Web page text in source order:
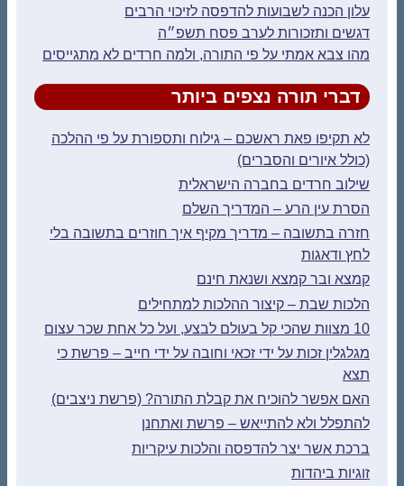
עלון הכנה לשבועות להדפסה לזיכוי הרבים
דגשים ותזכורות לערב פסח תשפ״ה
מהו צבא אמתי על פי התורה, ולמה חרדים לא מתגייסים
דברי תורה נצפים ביותר
לא תקיפו פאת ראשכם – גילוח ותספורת על פי ההלכה
(כולל איורים והסברים)
שילוב חרדים בחברה הישראלית
הסרת עין הרע – המדריך השלם
חזרה בתשובה – מדריך מקיף איך חוזרים בתשובה בלי
לחץ ודאגות
קמצא ובר קמצא ושנאת חינם
הלכות שבת – קיצור ההלכות למתחילים
10 מצוות שהכי קל בעולם לבצע, ועל כל אחת שכר עצום
מגלגלין זכות על ידי זכאי וחובה על ידי חייב – פרשת כי
תצא
האם אפשר להוכיח את קבלת התורה? (פרשת ניצבים)
להתפלל ולא להתייאש – פרשת ואתחנן
ברכת אשר יצר להדפסה והלכות עיקריות
זוגיות ביהדות